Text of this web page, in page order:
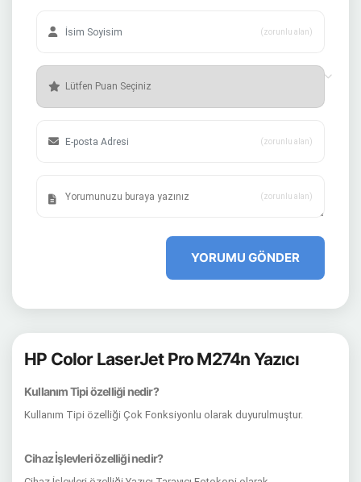
(zorunlu alan)
(zorunlu alan)
(zorunlu alan)
YORUMU GÖNDER
HP Color LaserJet Pro M274n Yazıcı
Kullanım Tipi özelliği nedir?
Kullanım Tipi özelliği Çok Fonksiyonlu olarak duyurulmuştur.
Cihaz İşlevleri özelliği nedir?